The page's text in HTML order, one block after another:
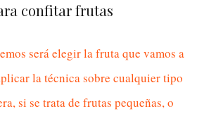
confitar frutas
será elegir la fruta que vamos a
la técnica sobre cualquier tipo
si se trata de frutas pequeñas, o